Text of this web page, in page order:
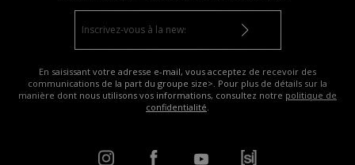
En saisissant votre adresse e-mail, vous acceptez de recevoir des
communications de la part du groupe size>. Pour plus de détails sur la
manière dont nous utilisons vos informations, consultez notre politique de
confidentialité